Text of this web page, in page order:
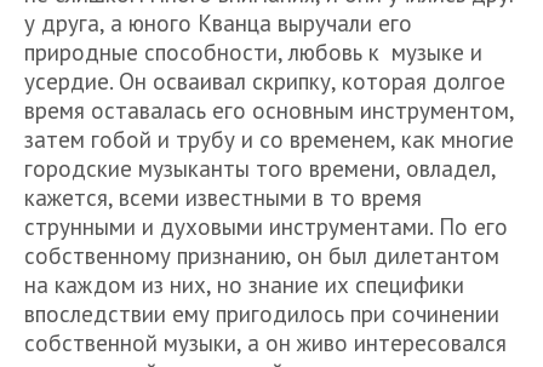
у друга, а юного Кванца выручали его
природные способности, любовь к музыке и
усердие. Он осваивал скрипку, которая долгое
время оставалась его основным инструментом,
затем гобой и трубу и со временем, как многие
городские музыканты того времени, овладел,
кажется, всеми известными в то время
струнными и духовыми инструментами. По его
собственному признанию, он был дилетантом
на каждом из них, но знание их специфики
впоследствии ему пригодилось при сочинении
собственной музыки, а он живо интересовался